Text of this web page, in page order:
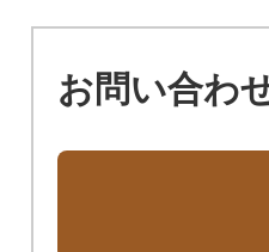
お問い合わ